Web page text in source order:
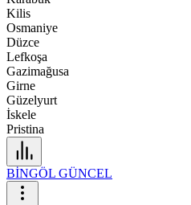
Kilis
Osmaniye
Düzce
Lefkoşa
Gazimağusa
Girne
Güzelyurt
İskele
Pristina
BİNGÖL GÜNCEL